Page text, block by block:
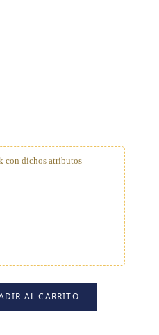
con dichos atributos
AL CARRITO